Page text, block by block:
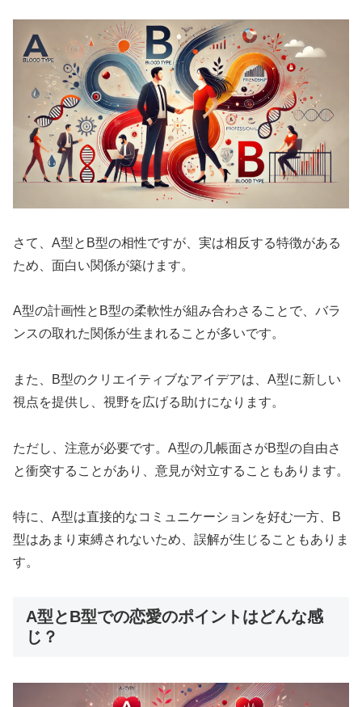
さて、A型とB型の相性ですが、実は相反する特徴がある
ため、面白い関係が築けます。
A型の計画性とB型の柔軟性が組み合わさることで、バラ
ンスの取れた関係が生まれることが多いです。
また、B型のクリエイティブなアイデアは、A型に新しい
視点を提供し、視野を広げる助けになります。
ただし、注意が必要です。A型の几帳面さがB型の自由さ
と衝突することがあり、意見が対立することもあります。
特に、A型は直接的なコミュニケーションを好む一方、B
型はあまり束縛されないため、誤解が生じることもありま
す。
A型とB型での恋愛のポイントはどんな感
じ？